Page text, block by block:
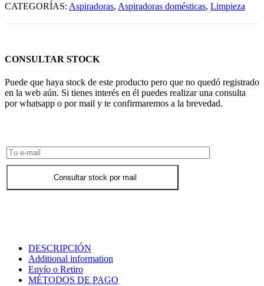
CATEGORÍAS: Aspiradoras, Aspiradoras domésticas, Limpieza
CONSULTAR STOCK
Puede que haya stock de este producto pero que no quedó registrado
en la web aún. Si tienes interés en él puedes realizar una consulta
por whatsapp o por mail y te confirmaremos a la brevedad.
Consultar stock por mail
DESCRIPCIÓN
Additional information
Envío o Retiro
MÉTODOS DE PAGO